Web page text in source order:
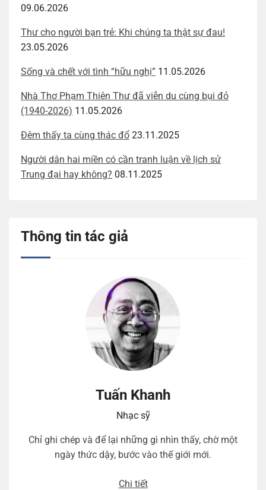
09.06.2026
Thư cho người bạn trẻ: Khi chúng ta thật sự đau!
23.05.2026
Sống và chết với tình “hữu nghị” 11.05.2026
Nhà Thơ Phạm Thiên Thư đã viễn du cùng bụi đỏ
(1940-2026) 11.05.2026
Đêm thấy ta cùng thác đổ 23.11.2025
Người dân hai miền có cần tranh luận về lịch sử
Trung đại hay không? 08.11.2025
Thông tin tác giả
Tuấn Khanh
Nhạc sỹ
Chỉ ghi chép và để lại những gì nhìn thấy, chờ một
ngày thức dậy, bước vào thế giới mới.
Chi tiết